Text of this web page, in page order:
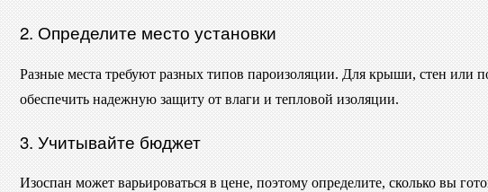
2. Определите место установки
Разные места требуют разных типов пароизоляции. Для крыши, стен или
обеспечить надежную защиту от влаги и тепловой изоляции.
3. Учитывайте бюджет
Изоспан может варьироваться в цене, поэтому определите, сколько вы